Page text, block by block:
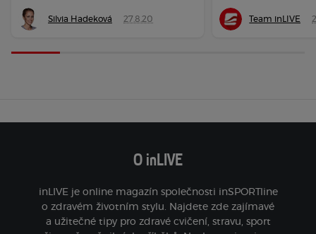
Silvia Hadeková 27.8.20 Team inLIVE
O inLIVE
inLIVE je online magazín společnosti inSPORTline
o zdravém životním stylu. Najdete zde zajímavé
a užitečné tipy pro zdravé cvičení, stravu, sport